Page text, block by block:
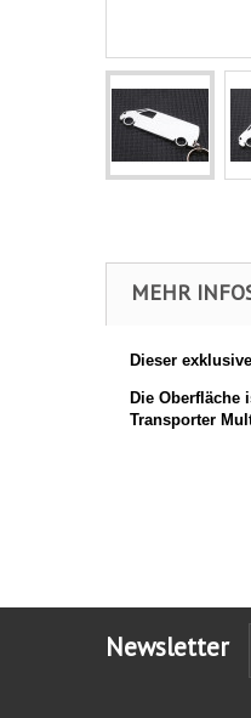
MEHR
Dieser
Die Oberfläche
Transporter
Newsletter